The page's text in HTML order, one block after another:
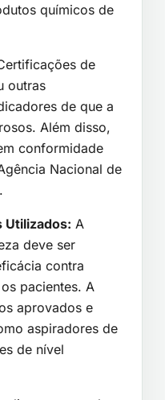
químicos de
de
outras
de que a
Além disso,
conformidade
Nacional de
Utilizados: A
deve ser
contra
pacientes. A
aprovados e
aspiradores de
de nível